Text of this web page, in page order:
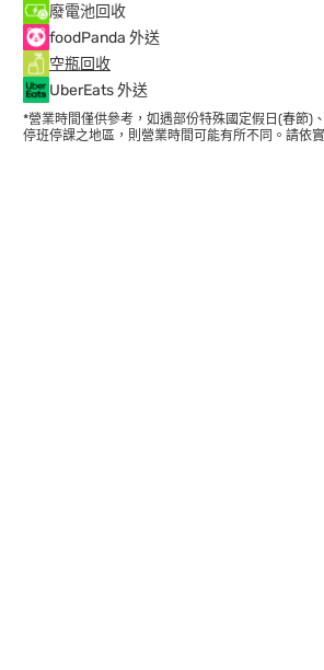
廢電池回收
foodPanda 外送
空瓶回收
UberEats 外送
*營業時間僅供參考，如遇部份特殊國定假日(春節)
停班停課之地區，則營業時間可能有所不同。請依